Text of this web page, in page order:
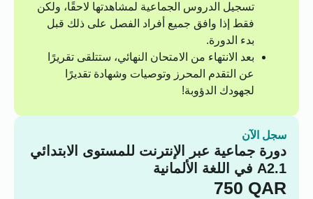
تسجيل الدروس الجماعية لمشاهدتها لاحقًا، ولكن
فقط إذا وافق جميع أفراد الفصل على ذلك قبل
بدء الدورة.
بعد الانتهاء من الامتحان النهائي، ستتلقى تقريرًا
عن التقدم المحرز وتوصيات وشهادة تقديرًا
لجهودك الدؤوبة!
سجل الآن
دورة جماعية عبر الإنترنت للمستوى الابتدائي
A2.1 في اللغة الألمانية
750 QAR